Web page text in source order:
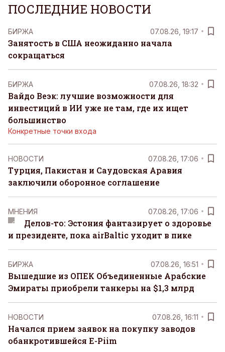
ПОСЛЕДНИЕ НОВОСТИ
БИРЖА 07.08.26, 19:17
Занятость в США неожиданно начала
сокращаться
БИРЖА 07.08.26, 18:32
Вайдо Веэк: лучшие возможности для
инвестиций в ИИ уже не там, где их ищет
большинство
Конкретные точки входа
НОВОСТИ 07.08.26, 17:06
Турция, Пакистан и Саудовская Аравия
заключили оборонное соглашение
MНЕНИЯ 07.08.26, 17:06
Делов-то: Эстония фантазирует о здоровье
и президенте, пока airBaltic уходит в пике
БИРЖА 07.08.26, 16:51
Вышедшие из ОПЕК Объединенные Арабские
Эмираты приобрели танкеры на $1,3 млрд
НОВОСТИ 07.08.26, 16:11
Начался прием заявок на покупку заводов
обанкротившейся E-Piim